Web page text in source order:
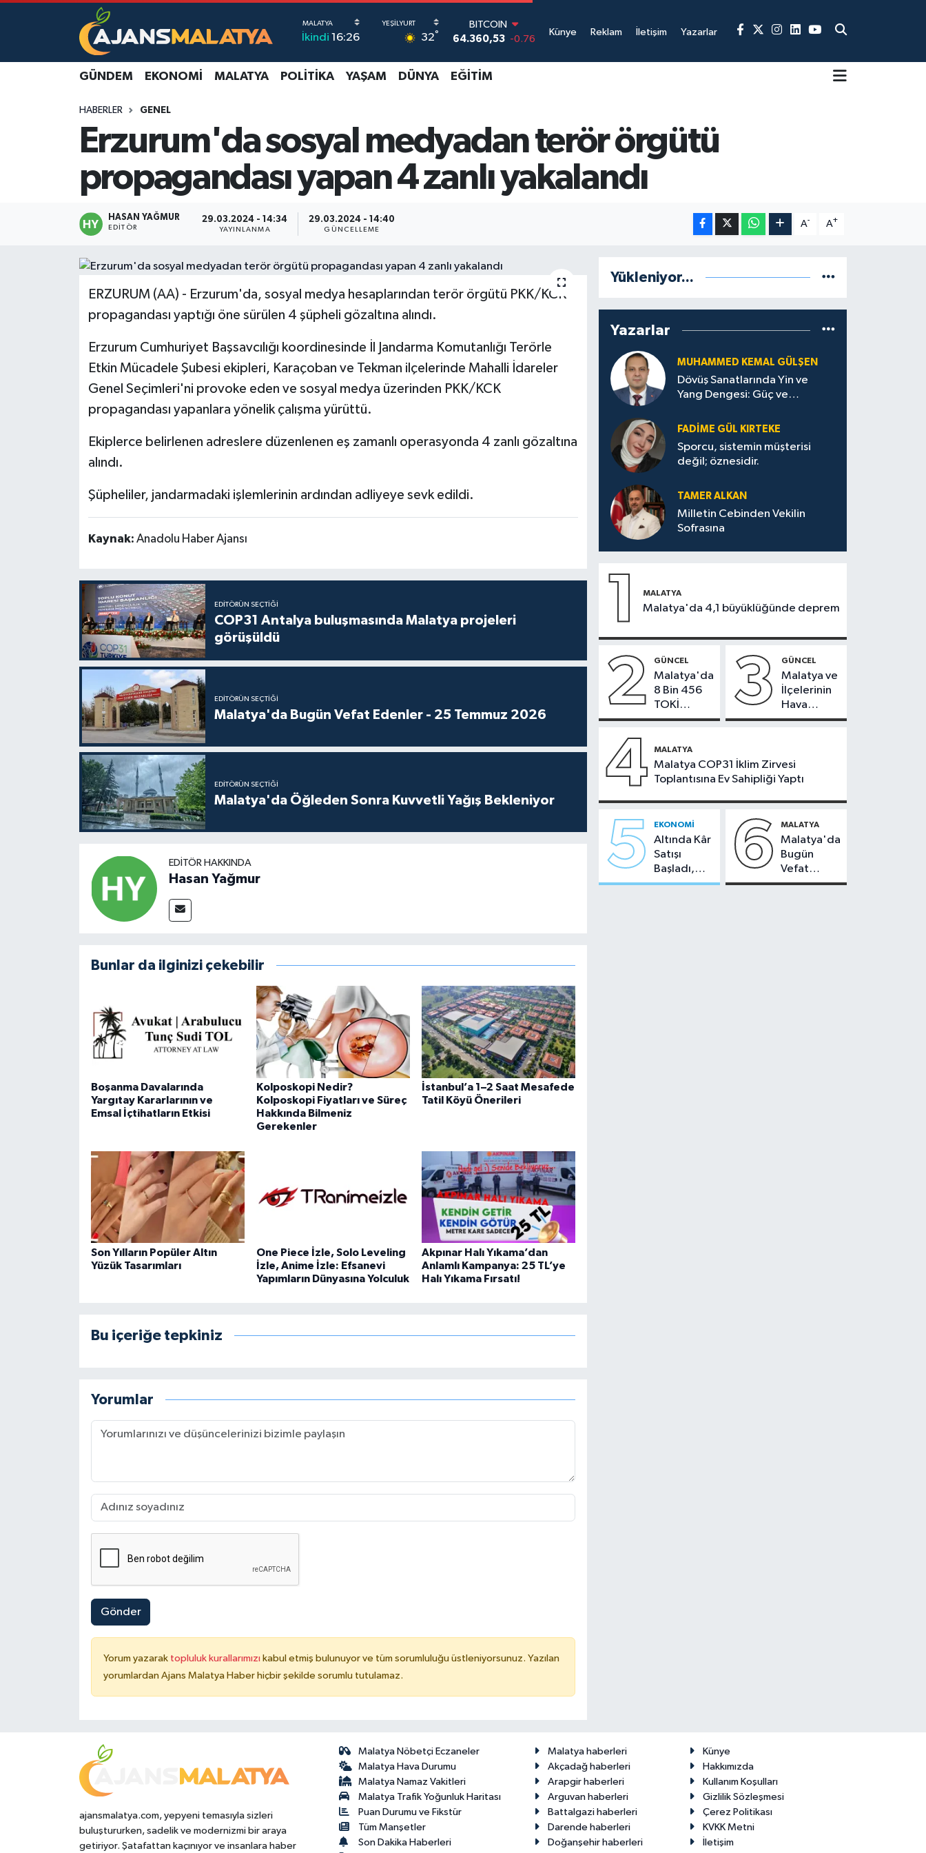
İkindi 16:26 32°
BITCOIN
64.360,53 -0.76
47,7069
EURO
64,1897
GRAM ALTIN
6574.81 1.44
BİST100
64
Künye Reklam İletişim Yazarlar
GÜNDEM EKONOMI MALATYA POLITIKA YAŞAM DÜNYA EĞITIM
HABERLER GENEL
Erzurum'da sosyal medyadan terör örgütü
propagandası yapan 4 zanlı yakalandı
HASAN YAĞMUR
EDITÖR
29.03.2024 - 14:34
YAYINLANMA
29.03.2024 - 14:40
GÜNCELLEME
A- A+
ERZURUM (AA) - Erzurum'da, sosyal medya hesaplarından terör örgütü PKK/KCK
propagandası yaptığı öne sürülen 4 şüpheli gözaltına alındı.
Erzurum Cumhuriyet Başsavcılığı koordinesinde İl Jandarma Komutanlığı Terörle
Etkin Mücadele Şubesi ekipleri, Karaçoban ve Tekman ilçelerinde Mahalli İdareler
Genel Seçimleri'ni provoke eden ve sosyal medya üzerinden PKK/KCK
propagandası yapanlara yönelik çalışma yürüttü.
Ekiplerce belirlenen adreslere düzenlenen eş zamanlı operasyonda 4 zanlı gözaltına
alındı.
Şüpheliler, jandarmadaki işlemlerinin ardından adliyeye sevk edildi.
Kaynak: Anadolu Haber Ajansı
EDITÖRÜN SEÇTIĞI
COP31 Antalya buluşmasında Malatya projeleri
görüşüldü
EDITÖRÜN SEÇTIĞI
Malatya'da Bugün Vefat Edenler - 25 Temmuz 2026
EDITÖRÜN SEÇTIĞI
Malatya'da Öğleden Sonra Kuvvetli Yağış Bekleniyor
EDITÖR HAKKINDA
Hasan Yağmur
Bunlar da ilginizi çekebilir
Boşanma Davalarında
Yargıtay Kararlarının ve
Emsal İçtihatların Etkisi
Kolposkopi Nedir?
Kolposkopi Fiyatları ve Süreç
Hakkında Bilmeniz
Gerekenler
İstanbul’a 1–2 Saat Mesafede
Tatil Köyü Önerileri
Son Yılların Popüler Altın
Yüzük Tasarımları
One Piece İzle, Solo Leveling
İzle, Anime İzle: Efsanevi
Yapımların Dünyasına Yolculuk
Akpınar Halı Yıkama’dan
Anlamlı Kampanya: 25 TL’ye
Halı Yıkama Fırsatı!
Bu içeriğe tepkiniz
Yorumlar
Gönder
Yorum yazarak topluluk kurallarımızı kabul etmiş bulunuyor ve tüm sorumluluğu üstleniyorsunuz. Yazılan
yorumlardan Ajans Malatya Haber hiçbir şekilde sorumlu tutulamaz.
Yükleniyor...
Yazarlar
MUHAMMED KEMAL GÜLŞEN
Dövüş Sanatlarında Yin ve
Yang Dengesi: Güç ve
FADIME GÜL KIRTEKE
Sporcu, sistemin müşterisi
değil; öznesidir.
TAMER ALKAN
Milletin Cebinden Vekilin
Sofrasına
1 MALATYA
Malatya'da 4,1 büyüklüğünde deprem
2 GÜNCEL
Malatya'da
8 Bin 456
TOKİ
Konutunun
Bugün
Çekiliyor
3 GÜNCEL
Malatya ve
İlçelerinin
Hava
Durumu -
2026
4 MALATYA
Malatya COP31 İklim Zirvesi
Toplantısına Ev Sahipliği Yaptı
5 EKONOMI
Altında Kâr
Satışı
Başladı,
Malatya'da
6 MALATYA
Malatya'da
Bugün
Vefat
Edenler -
ajansmalatya.com, yepyeni temasıyla sizleri
buluştururken, sadelik ve modernizmi bir araya
getiriyor. Şatafattan kaçınıyor ve insanlara haber
Malatya Nöbetçi Eczaneler
Malatya Hava Durumu
Malatya Namaz Vakitleri
Malatya Trafik Yoğunluk Haritası
Puan Durumu ve Fikstür
Tüm Manşetler
Son Dakika Haberleri
Malatya haberleri
Künye
Akçadağ haberleri
Hakkımızda
Arapgir haberleri
Kullanım Koşulları
Arguvan haberleri
Gizlilik Sözleşmesi
Battalgazi haberleri
Çerez Politikası
Darende haberleri
KVKK Metni
Doğanşehir haberleri
İletişim
Kültür & Sanat
Malatya Nöbetçi Eczaneler
TFF 3.Lig 2.Grup Puan Durumu ve Fikstür
Tüm Manşetler
Son Dakika Haberleri
Haber Arşivi